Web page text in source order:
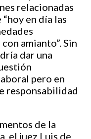
relacionadas
en día las
amianto”. Sin
dar una
pero en
responsabilidad
de la
el juez Luis de